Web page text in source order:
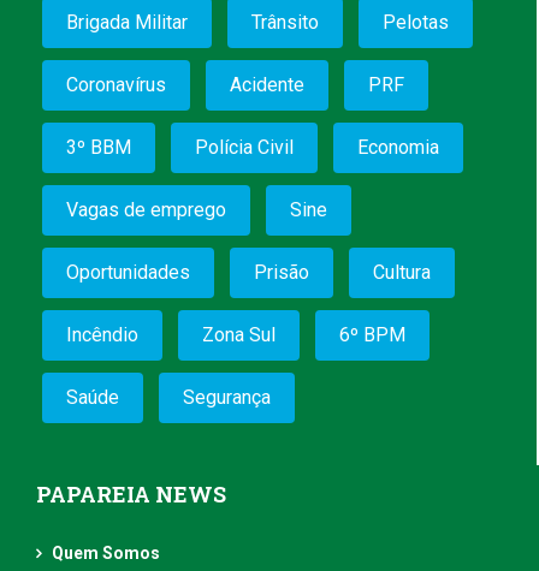
Brigada Militar Trânsito Pelotas
Coronavírus Acidente PRF
3º BBM Polícia Civil Economia
Vagas de emprego Sine
Oportunidades Prisão Cultura
Incêndio Zona Sul 6º BPM
Saúde Segurança
PAPAREIA NEWS
Quem Somos